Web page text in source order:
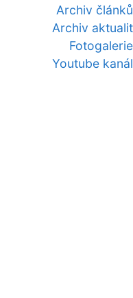
Archiv článků
Archiv aktualit
Fotogalerie
Youtube kanál